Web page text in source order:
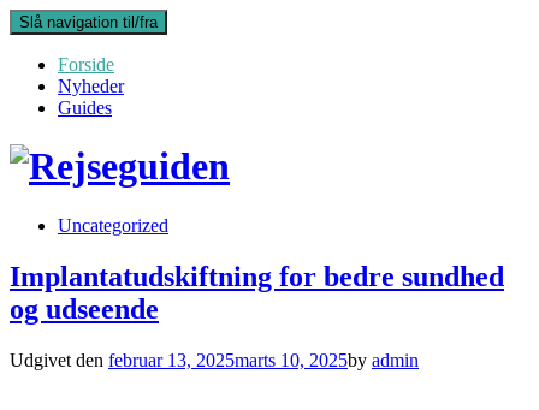
Slå navigation til/fra
Forside
Nyheder
Guides
Uncategorized
Implantatudskiftning for bedre sundhed
og udseende
Udgivet den februar 13, 2025marts 10, 2025by admin